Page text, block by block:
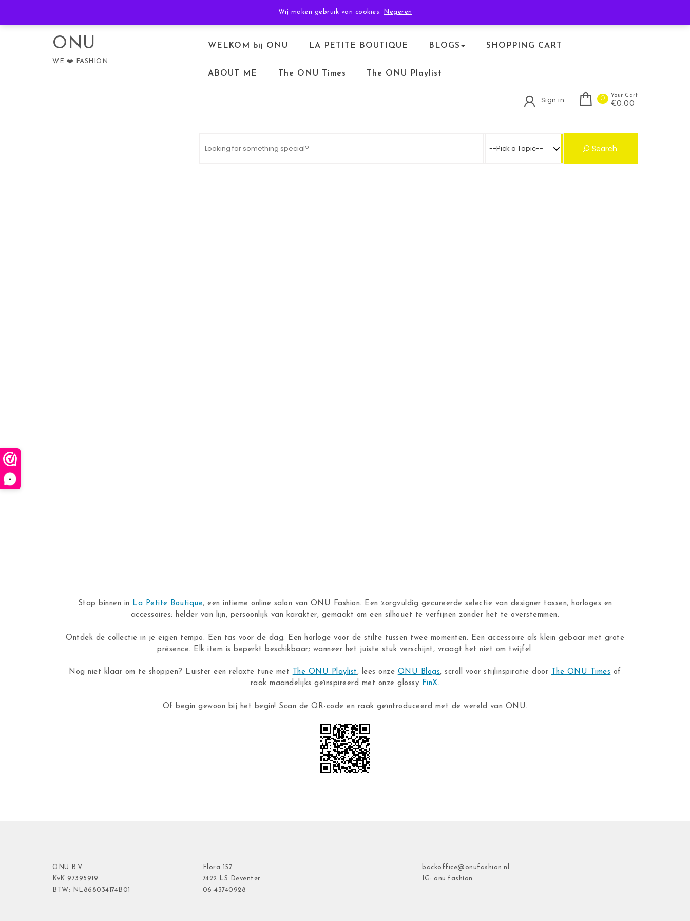
-
Wij maken gebruik van cookies. Negeren
TERUGBETALEN & RETOURNEREN ALGEMENE VOORWAARDEN
ONU
WE ❤️ FASHION
WELKOM bij ONU LA PETITE BOUTIQUE BLOGS SHOPPING CART
ABOUT ME The ONU Times The ONU Playlist
Sign in 0 Your Cart
€0.00
Search
Stap binnen in La Petite Boutique, een intieme online salon van ONU Fashion. Een zorgvuldig gecureerde selectie van designer tassen, horloges en
accessoires: helder van lijn, persoonlijk van karakter, gemaakt om een silhouet te verfijnen zonder het te overstemmen.
Ontdek de collectie in je eigen tempo. Een tas voor de dag. Een horloge voor de stilte tussen twee momenten. Een accessoire als klein gebaar met grote
présence. Elk item is beperkt beschikbaar; wanneer het juiste stuk verschijnt, vraagt het niet om twijfel.
Nog niet klaar om te shoppen? Luister een relaxte tune met The ONU Playlist, lees onze ONU Blogs, scroll voor stijlinspiratie door The ONU Times of
raak maandelijks geïnspireerd met onze glossy FinX.
Of begin gewoon bij het begin! Scan de QR-code en raak geïntroduceerd met de wereld van ONU.
ONU B.V.
KvK 97395919
BTW: NL868034174B01
Flora 157
7422 LS Deventer
06-43740928
backoffice@onufashion.nl
IG: onu.fashion